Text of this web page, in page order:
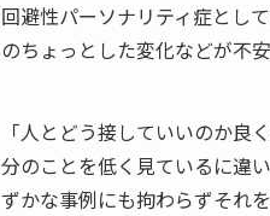
回避性パーソナリティ症とし
のちょっとした変化などが不
「人とどう接していいのか
分のことを低く見ているに違
ずかな事例にも拘わらずそれ